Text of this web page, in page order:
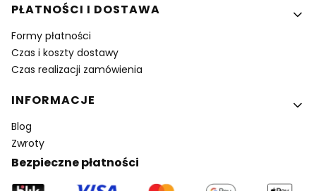
PŁATNOŚCI I DOSTAWA
Formy płatności
Czas i koszty dostawy
Czas realizacji zamówienia
INFORMACJE
Blog
Zwroty
Bezpieczne płatności